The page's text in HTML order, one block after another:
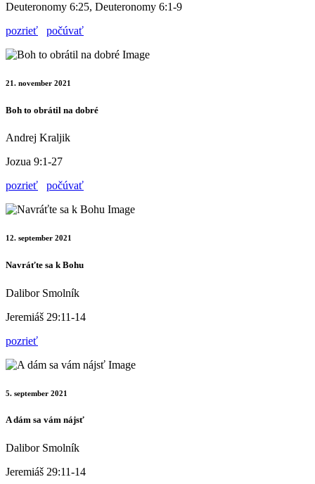
Deuteronomy 6:25, Deuteronomy 6:1-9
pozrieť
počúvať
21. november 2021
Boh to obrátil na dobré
Andrej Kraljik
Jozua 9:1-27
pozrieť
počúvať
12. september 2021
Navráťte sa k Bohu
Dalibor Smolník
Jeremiáš 29:11-14
pozrieť
5. september 2021
A dám sa vám nájsť
Dalibor Smolník
Jeremiáš 29:11-14